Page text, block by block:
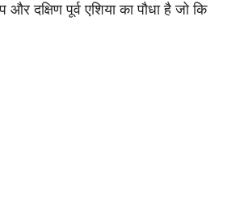
और दक्षिण पूर्व एशिया का पौधा है जो कि